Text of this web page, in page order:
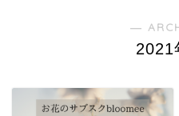
―
2021